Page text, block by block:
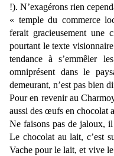
!). N’exagérons rien
« temple du commerce
ferait gracieusement une
pourtant le texte
tendance à s’emmêler
omniprésent dans le
demeurant, n’est pas bien
Pour en revenir au
aussi des œufs en chocolat
Ne faisons pas de jaloux,
Le chocolat au lait, c’est
Vache pour le lait, et vive